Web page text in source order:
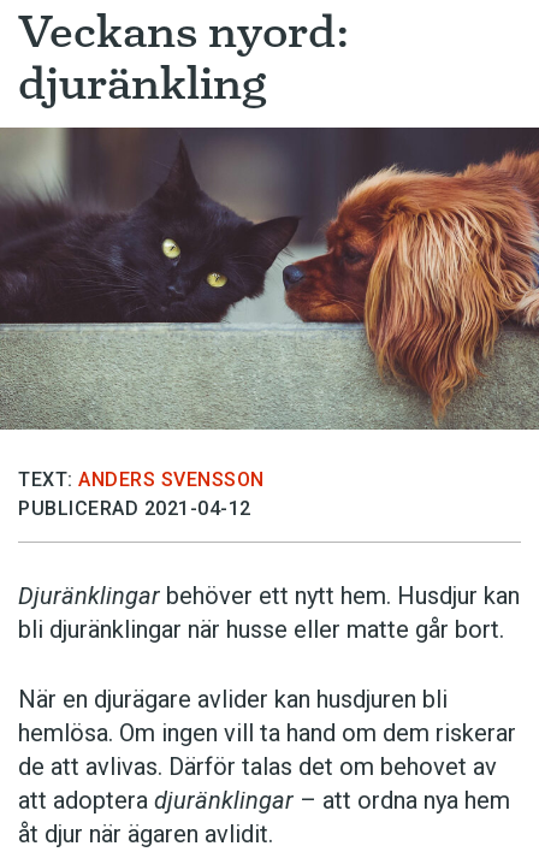
Veckans nyord:
djuränkling
TEXT: ANDERS SVENSSON
PUBLICERAD 2021-04-12
Djuränklingar behöver ett nytt hem. Husdjur kan
bli djuränklingar när husse eller matte går bort.
När en djurägare avlider kan husdjuren bli
hemlösa. Om ingen vill ta hand om dem riskerar
de att avlivas. Därför talas det om behovet av
att adoptera djuränklingar – att ordna nya hem
åt djur när ägaren avlidit.